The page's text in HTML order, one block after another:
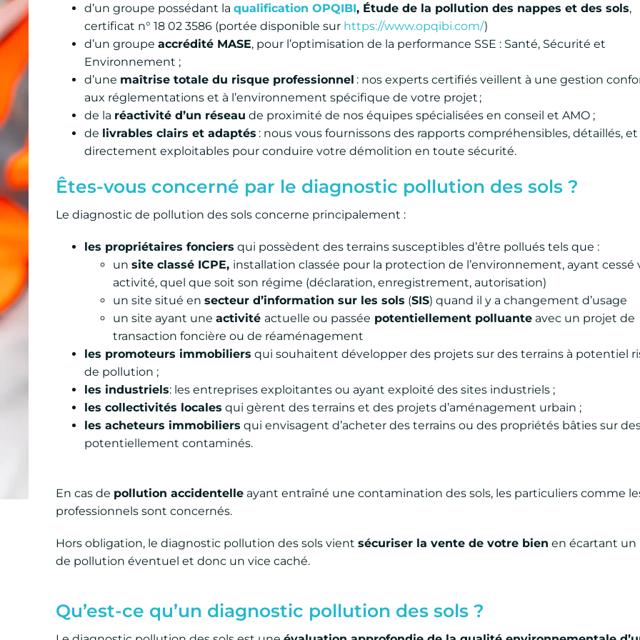
d’un groupe possédant laqualification OPQIBI, Étude de la pollution des nappes et des sols,
certificat n° 18 02 3586 (portée disponible sur https://www.opqibi.com/)
d’un groupeaccrédité MASE, pour l’optimisation de la performance SSE : Santé, Sécurité et
Environnement ;
d’une maîtrise totale du risque professionnel : nos experts certifiés veillent à une gestion
aux réglementations et à l’environnement spécifique de votre projet ;
de la réactivité d’un réseau de proximité de nos équipes spécialisées en conseil et AMO ;
de livrables clairs et adaptés : nous vous fournissons des rapports compréhensibles, détaillés, et
directement exploitables pour conduire votre démolition en toute sécurité.
Êtes-vous concerné par le diagnostic pollution des sols ?
Le diagnostic de pollution des sols concerne principalement :
les propriétaires fonciers qui possèdent des terrains susceptibles d’être pollués tels que :
unsite classé ICPE, installation classée pour la protection de l’environnement, ayant cessé
activité, quel que soit son régime (déclaration, enregistrement, autorisation)
un site situé ensecteur d’information sur les sols (SIS) quand il y a changement d’usage
un site ayant uneactivité actuelle ou passée potentiellement polluante avec un projet de
transaction foncière ou de réaménagement
les promoteurs immobiliers qui souhaitent développer des projets sur des terrains à potentiel
de pollution ;
les industriels: les entreprises exploitantes ou ayant exploité des sites industriels ;
les collectivités locales qui gèrent des terrains et des projets d’aménagement urbain ;
les acheteurs immobiliers qui envisagent d’acheter des terrains ou des propriétés bâties sur
potentiellement contaminés.
En cas de pollution accidentelle ayant entraîné une contamination des sols, les particuliers comme
professionnels sont concernés.
Hors obligation, le diagnostic pollution des sols vientsécuriser la vente de votre bien en écartant un
de pollution éventuel et donc un vice caché.
Qu’est-ce qu’un diagnostic pollution des sols ?